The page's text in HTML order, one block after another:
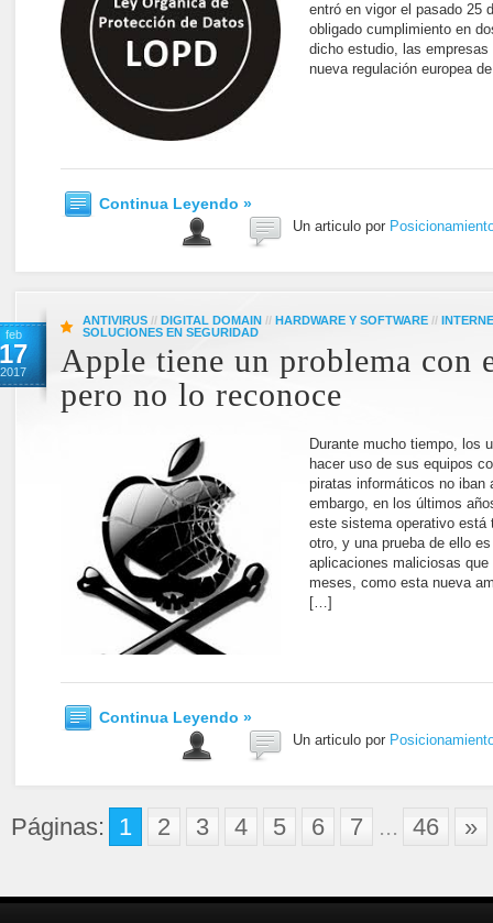
entró en vigor el pasado 25
obligado cumplimiento en
dicho estudio, las
nueva regulación europea
Continua Leyendo »
Un articulo por
feb
17
2017
ANTIVIRUS // DIGITAL DOMAIN // HARDWARE Y SOFTWARE //
SOLUCIONES EN SEGURIDAD
Apple tiene un problema con
pero no lo reconoce
Durante mucho tiempo, los
hacer uso de sus equipos
piratas informáticos no iban
embargo, en los últimos
este sistema operativo está
otro, y una prueba de ello
aplicaciones maliciosas
meses, como esta nueva
[…]
Continua Leyendo »
Un articulo por
Páginas: 1 2 3 4 5 6 7 ... 46 »